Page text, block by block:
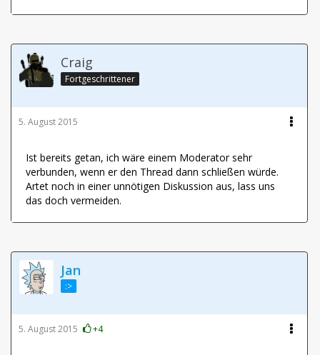
Craig
Fortgeschrittener
5. August 2015
Ist bereits getan, ich wäre einem Moderator sehr
verbunden, wenn er den Thread dann schließen würde.
Artet noch in einer unnötigen Diskussion aus, lass uns
das doch vermeiden.
Jan
:>
5. August 2015 +4